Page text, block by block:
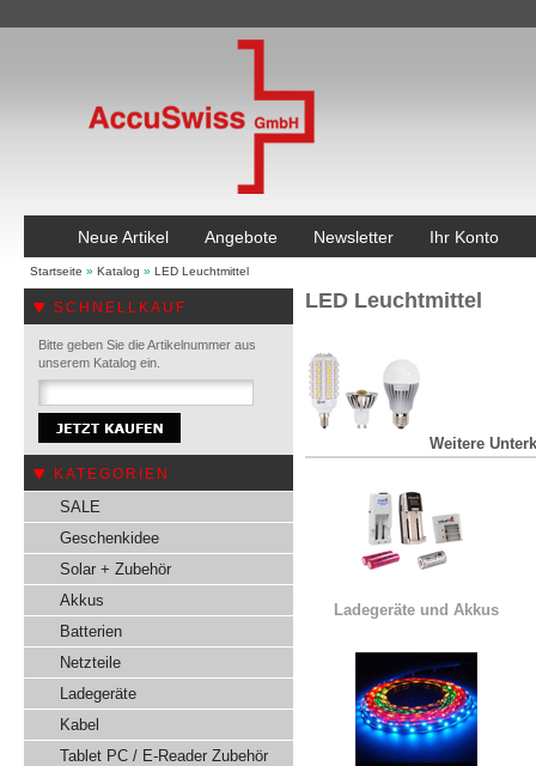
Neue Artikel Angebote Newsletter Ihr Konto
Startseite » Katalog » LED Leuchtmittel
SCHNELLKAUF
Bitte geben Sie die Artikelnummer aus
unserem Katalog ein.
KATEGORIEN
SALE
Geschenkidee
Solar + Zubehör
Akkus
Batterien
Netzteile
Ladegeräte
Kabel
Tablet PC / E-Reader Zubehör
LED Leuchtmittel
Weitere
Ladegeräte und Akkus